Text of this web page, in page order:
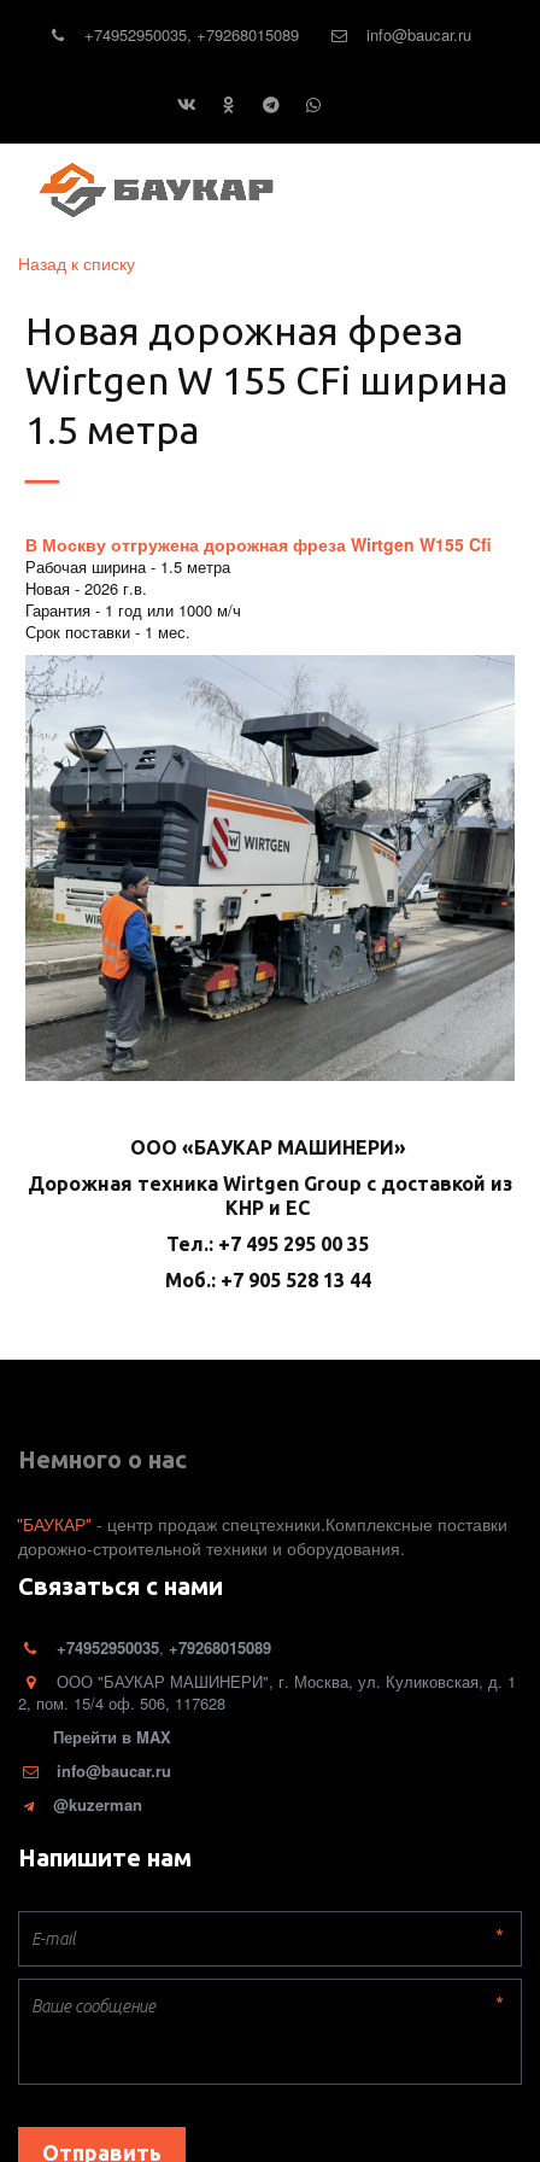
+74952950035, +79268015089 info@baucar.ru
Назад к списку
Новая дорожная фреза
Wirtgen W 155 CFi ширина
1.5 метра
В Москву отгружена дорожная фреза Wirtgen W155 Cfi
Рабочая ширина - 1.5 метра
Новая - 2026 г.в.
Гарантия - 1 год или 1000 м/ч
Срок поставки - 1 мес.
ООО «БАУКАР МАШИНЕРИ»
Дорожная техника Wirtgen Group с доставкой из
КНР и ЕС
Тел.: +7 495 295 00 35
Моб.: +7 905 528 13 44
Немного о нас
"БАУКАР" - центр продаж спецтехники.Комплексные поставки
дорожно-строительной техники и оборудования.
Связаться с нами
+74952950035, +79268015089
ООО "БАУКАР МАШИНЕРИ", г. Москва, ул. Куликовская, д. 1
2, пом. 15/4 оф. 506, 117628
Перейти в MAX
info@baucar.ru
@kuzerman
Напишите нам
*
*
Отправить